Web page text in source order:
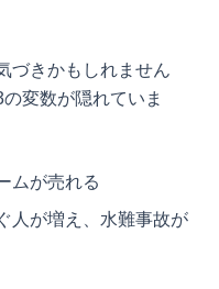
づきかもしれません
変数が隠れていま
ムが売れる
人が増え、水難事故が